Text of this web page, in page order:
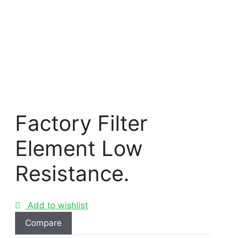
Factory Filter
Element Low
Resistance.
Add to wishlist
Compare